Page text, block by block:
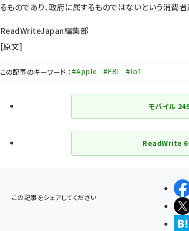
るものであり、政府に属するものではないという消費
ReadWriteJapan編集部
[原文]
この記事のキーワード ： #Apple #FBI #IoT
モバイル
ReadWrite
この記事をシェアしてください